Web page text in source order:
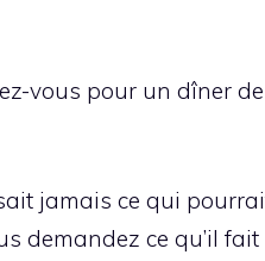
vous pour un dîner de
jamais ce qui
demandez ce qu’il